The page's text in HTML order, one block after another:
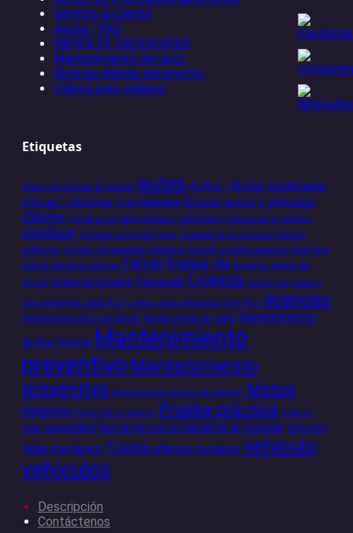
Servicio al cliente
Ayuda / FAQ
ÍNDICE DE CATEGORÍAS
Mantenimiento del auto
Noticias Mundo automotriz
Utilería para talleres
Etiquetas
Apelar infracciones de tránsito autos Autos - Notas Catalizador
Citroen - Historia y novedades Citroen autos y vehículos
Cliente Cliente de un taller mecánico Comodidad y precaución al conducir
conducir Consejos para evitar robos Cuidados de la carrocería Escaner
automotriz Escaner computadora automotriz Escoger un taller mecánico Costa Rica
Evite el robo de su vehículo Ferrari Frenos GM Impugnar boletas de
tránsito Internacionales Kawasaki Licencia Licencia de conducir
para extranjeros Costa Rica Licencia para extranjeros Costa Rica licencias
Mantenimiento de la suspensión Mantenimiento del motor Mantenimiento
de los frenos Mantenimiento
preventivo Mantenimiento
preventivo Mantenimiento Rótulas de dirección Motos
negocio Pintura de su vehículo Prueba práctica Robo de
autos seguridad Sentarse correctamente al manejar servicio
taller mecánico Toyota ultimos modelos vehículo
vehículos
Descripción
Contáctenos